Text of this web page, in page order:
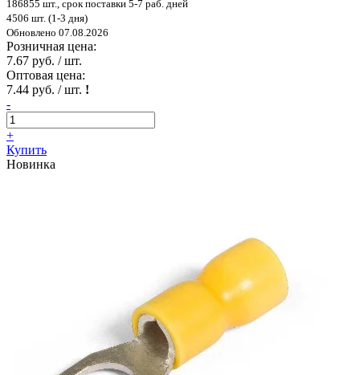
186855 шт., срок поставки 5-7 раб. дней
4506 шт. (1-3 дня)
Обновлено 07.08.2026
Розничная цена:
7.67 руб. / шт.
Оптовая цена:
7.44 руб. / шт. !
-
+
Купить
Новинка